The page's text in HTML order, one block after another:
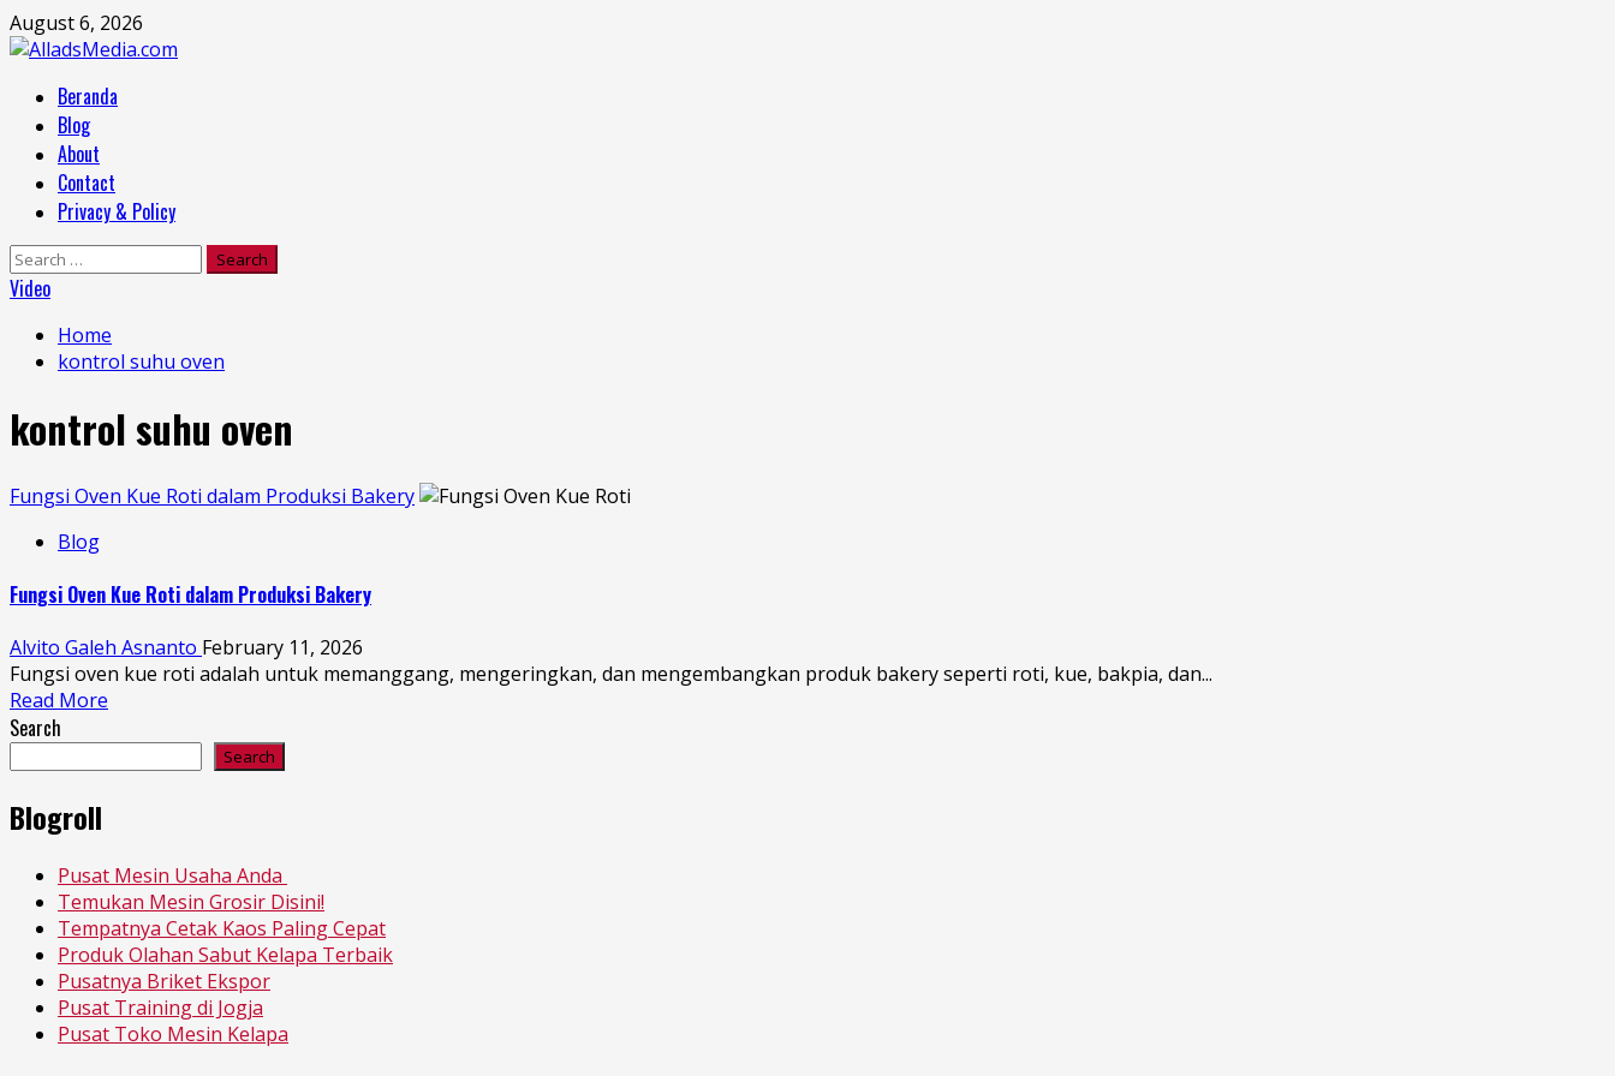
Skip
to
August 6, 2026
MenuBeranda
Blog
About
Contact
Privacy & Policy
Search
for:
Video
Home
kontrol suhu oven
kontrol suhu oven
Fungsi Oven Kue Roti dalam Produksi Bakery
Blog
Fungsi Oven Kue Roti dalam Produksi Bakery
Alvito Galeh Asnanto February 11, 2026
Fungsi oven kue roti adalah untuk memanggang, mengeringkan, dan mengembangkan produk bakery seperti roti, kue, bakpia, dan...
Read More
Search
Search
Blogroll
Pusat Mesin Usaha Anda
Temukan Mesin Grosir Disini!
Tempatnya Cetak Kaos Paling Cepat
Produk Olahan Sabut Kelapa Terbaik
Pusatnya Briket Ekspor
Pusat Training di Jogja
Pusat Toko Mesin Kelapa